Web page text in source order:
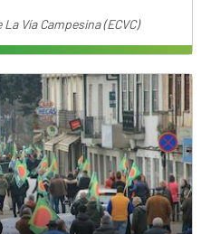
Vía Campesina (ECVC)